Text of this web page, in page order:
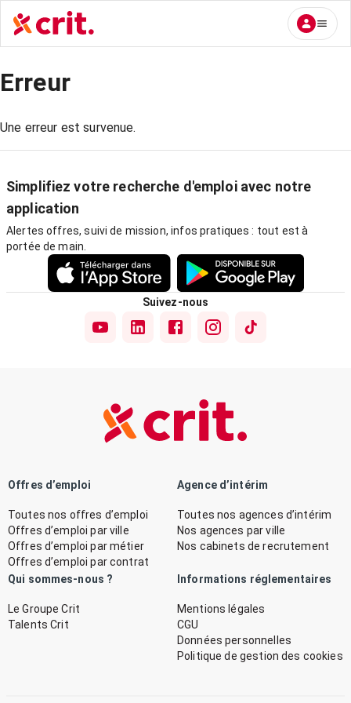
Erreur
Une erreur est survenue.
Simplifiez votre recherche d'emploi avec notre
application
Alertes offres, suivi de mission, infos pratiques : tout est à
portée de main.
Suivez-nous
Offres d’emploi
Toutes nos offres d’emploi
Offres d’emploi par ville
Offres d’emploi par métier
Offres d’emploi par contrat
Agence d’intérim
Toutes nos agences d’intérim
Nos agences par ville
Nos cabinets de recrutement
Qui sommes-nous ?
Le Groupe Crit
Talents Crit
Informations réglementaires
Mentions légales
CGU
Données personnelles
Politique de gestion des cookies